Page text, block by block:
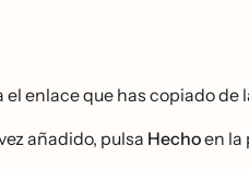
el enlace que has copiado de
añadido, pulsa Hechoen la